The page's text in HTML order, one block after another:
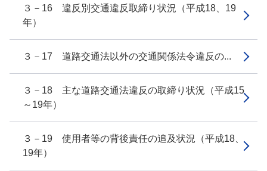
３－16 違反別交通違反取締り状況（平成18、19
年）
３－17 道路交通法以外の交通関係法令違反の...
３－18 主な道路交通法違反の取締り状況（平成15
～19年）
３－19 使用者等の背後責任の追及状況（平成18、
19年）